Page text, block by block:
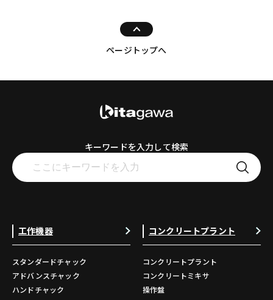
ページトップへ
キーワードを入力して検索
工作機器
スタンダードチャック
アドバンスチャック
ハンドチャック
コンクリートプラント
コンクリートプラント
コンクリートミキサ
操作盤